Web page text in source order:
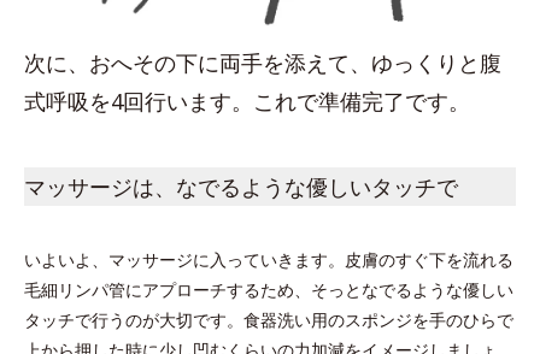
次に、おへその下に両手を添えて、ゆっくりと腹
式呼吸を4回行います。これで準備完了です。
マッサージは、なでるような優しいタッチで
いよいよ、マッサージに入っていきます。皮膚のすぐ下を流れる
毛細リンパ管にアプローチするため、そっとなでるような優しい
タッチで行うのが大切です。食器洗い用のスポンジを手のひらで